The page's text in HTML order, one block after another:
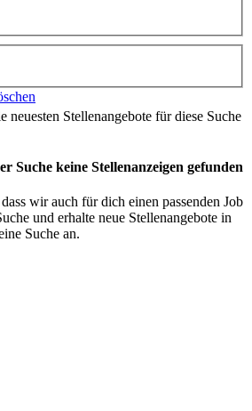
neuesten Stellenangebote für diese Suche
Suche keine Stellenanzeigen gefunden
wir auch für dich einen passenden Job
und erhalte neue Stellenangebote in
Suche an.